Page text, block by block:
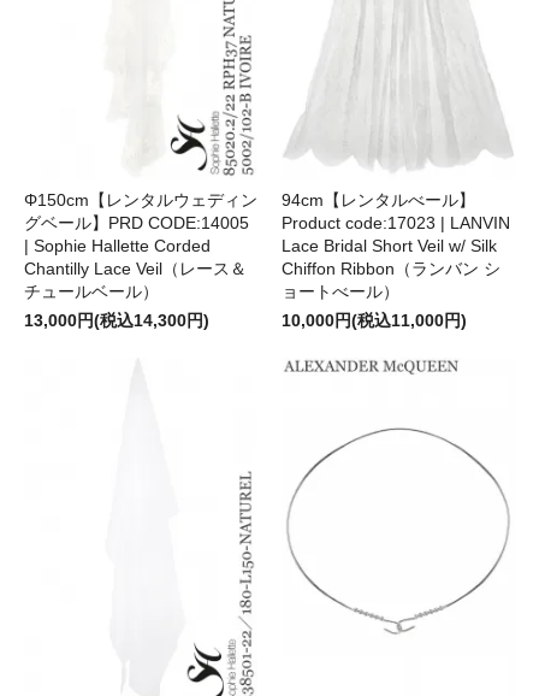
Φ150cm【レンタルウェディン
グベール】PRD CODE:14005
| Sophie Hallette Corded
Chantilly Lace Veil（レース＆
チュールベール）
13,000円(税込14,300円)
94cm【レンタルべール】
Product code:17023 | LANVIN
Lace Bridal Short Veil w/ Silk
Chiffon Ribbon（ランバン シ
ョートべール）
10,000円(税込11,000円)